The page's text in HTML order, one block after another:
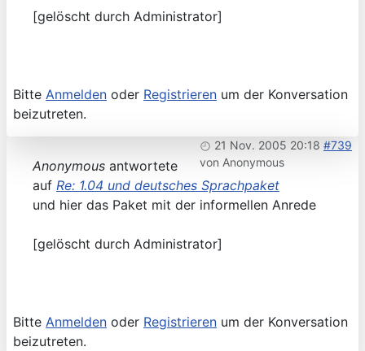
[gelöscht durch Administrator]
Bitte Anmelden oder Registrieren um der Konversation
beizutreten.
21 Nov. 2005 20:18 #739
von Anonymous
Anonymous antwortete
auf Re: 1.04 und deutsches Sprachpaket
und hier das Paket mit der informellen Anrede
[gelöscht durch Administrator]
Bitte Anmelden oder Registrieren um der Konversation
beizutreten.